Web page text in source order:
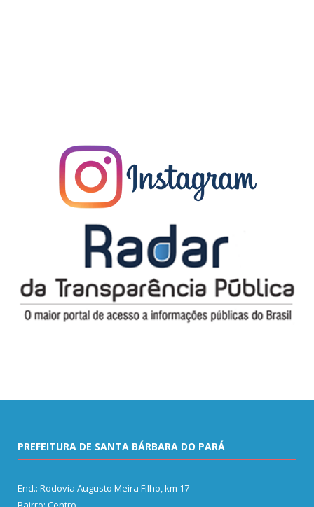
PREFEITURA DE SANTA BÁRBARA DO PARÁ
End.: Rodovia Augusto Meira Filho, km 17